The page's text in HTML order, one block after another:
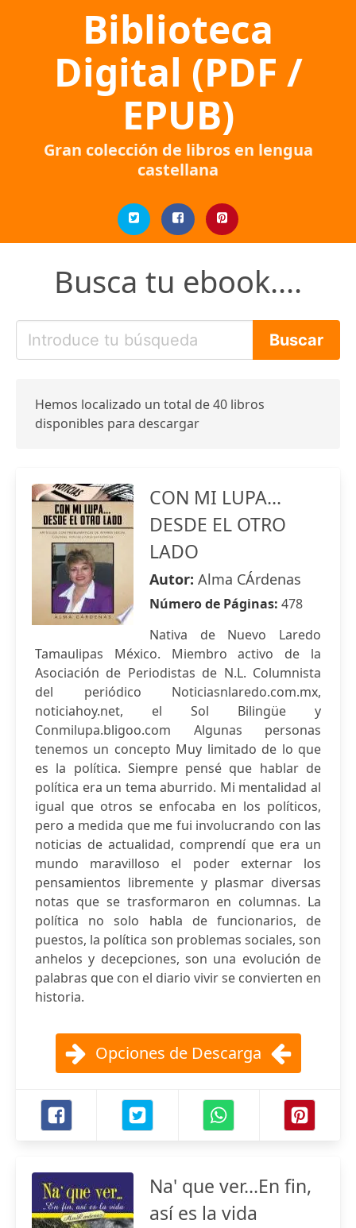
Biblioteca
Digital (PDF /
EPUB)
Gran colección de libros en lengua
castellana
Busca tu ebook....
Hemos localizado un total de 40 libros
disponibles para descargar
CON MI LUPA...
DESDE EL OTRO
LADO
Autor: Alma CÁrdenas
Número de Páginas: 478
Nativa de Nuevo Laredo
Tamaulipas México. Miembro activo de la
Asociación de Periodistas de N.L. Columnista
del periódico Noticiasnlaredo.com.mx,
noticiahoy.net, el Sol Bilingüe y
Conmilupa.bligoo.com Algunas personas
tenemos un concepto Muy limitado de lo que
es la política. Siempre pensé que hablar de
política era un tema aburrido. Mi mentalidad al
igual que otros se enfocaba en los políticos,
pero a medida que me fui involucrando con las
noticias de actualidad, comprendí que era un
mundo maravilloso el poder externar los
pensamientos libremente y plasmar diversas
notas que se trasformaron en columnas. La
política no solo habla de funcionarios, de
puestos, la política son problemas sociales, son
anhelos y decepciones, son una evolución de
palabras que con el diario vivir se convierten en
historia.
Opciones de Descarga
Na' que ver...En fin,
así es la vida